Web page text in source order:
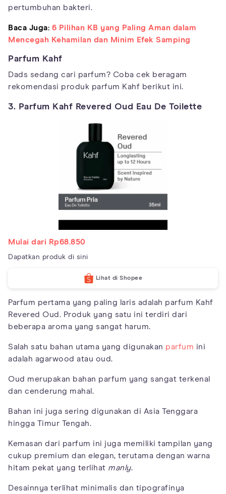
pertumbuhan bakteri.
Baca Juga: 6 Pilihan KB yang Paling Aman dalam
Mencegah Kehamilan dan Minim Efek Samping
Parfum Kahf
Dads sedang cari parfum? Coba cek beragam
rekomendasi produk parfum Kahf berikut ini.
3. Parfum Kahf Revered Oud Eau De Toilette
Mulai dari Rp68.850
Dapatkan produk di sini
Lihat di Shopee
Parfum pertama yang paling laris adalah parfum Kahf
Revered Oud. Produk yang satu ini terdiri dari
beberapa aroma yang sangat harum.
Salah satu bahan utama yang digunakan parfum ini
adalah agarwood atau oud.
Oud merupakan bahan parfum yang sangat terkenal
dan cenderung mahal.
Bahan ini juga sering digunakan di Asia Tenggara
hingga Timur Tengah.
Kemasan dari parfum ini juga memiliki tampilan yang
cukup premium dan elegan, terutama dengan warna
hitam pekat yang terlihat manly.
Desainnya terlihat minimalis dan tipografinya